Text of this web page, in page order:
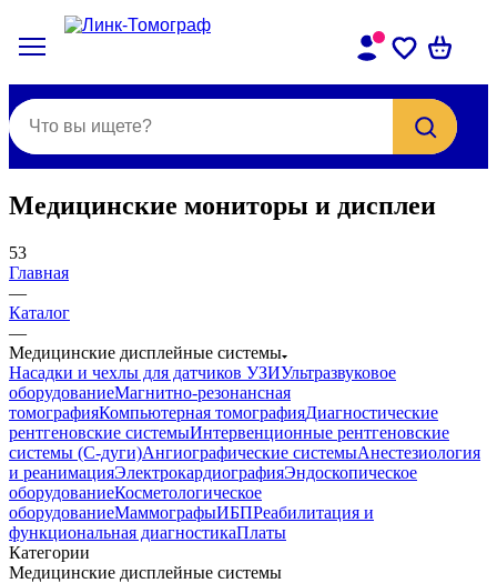
Медицинские мониторы и дисплеи
53
Главная
—
Каталог
—
Медицинские дисплейные системы
Насадки и чехлы для датчиков УЗИУльтразвуковое
оборудованиеМагнитно-резонансная
томографияКомпьютерная томографияДиагностические
рентгеновские системыИнтервенционные рентгеновские
системы (С-дуги)Ангиографические системыАнестезиология
и реанимацияЭлектрокардиографияЭндоскопическое
оборудованиеКосметологическое
оборудованиеМаммографыИБПРеабилитация и
функциональная диагностикаПлаты
Категории
Медицинские дисплейные системы